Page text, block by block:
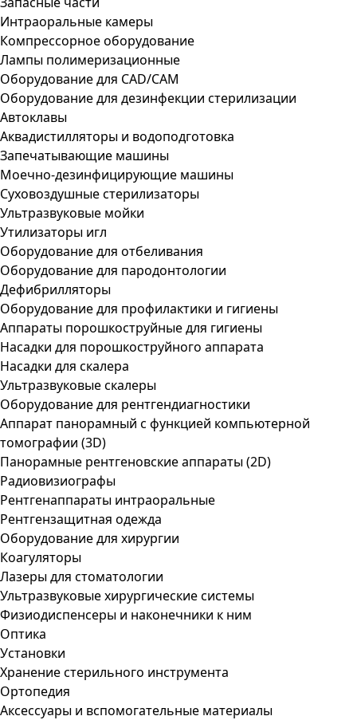
Интраоральные камеры
Компрессорное оборудование
Лампы полимеризационные
Оборудование для CAD/CAM
Оборудование для дезинфекции стерилизации
Автоклавы
Аквадистилляторы и водоподготовка
Запечатывающие машины
Моечно-дезинфицирующие машины
Суховоздушные стерилизаторы
Ультразвуковые мойки
Утилизаторы игл
Оборудование для отбеливания
Оборудование для пародонтологии
Дефибрилляторы
Оборудование для профилактики и гигиены
Аппараты порошкоструйные для гигиены
Насадки для порошкоструйного аппарата
Насадки для скалера
Ультразвуковые скалеры
Оборудование для рентгендиагностики
Аппарат панорамный с функцией компьютерной
томографии (3D)
Панорамные рентгеновские аппараты (2D)
Радиовизиографы
Рентгенаппараты интраоральные
Рентгензащитная одежда
Оборудование для хирургии
Коагуляторы
Лазеры для стоматологии
Ультразвуковые хирургические системы
Физиодиспенсеры и наконечники к ним
Оптика
Установки
Хранение стерильного инструмента
Ортопедия
Аксессуары и вспомогательные материалы